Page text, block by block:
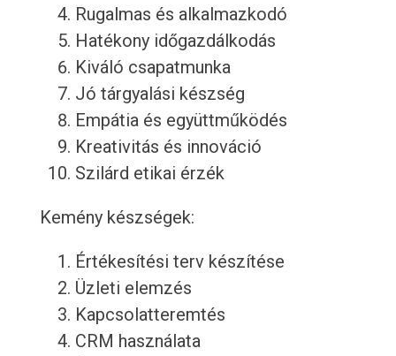
Rugalmas és alkalmazkodó
Hatékony időgazdálkodás
Kiváló csapatmunka
Jó tárgyalási készség
Empátia és együttműködés
Kreativitás és innováció
Szilárd etikai érzék
Kemény készségek:
Értékesítési terv készítése
Üzleti elemzés
Kapcsolatteremtés
CRM használata